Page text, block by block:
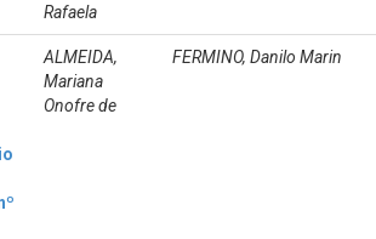
Rafaela
ALMEIDA,
Mariana
Onofre de
FERMINO, Danilo Marin